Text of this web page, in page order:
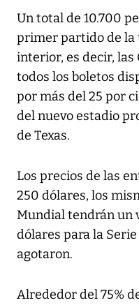
Un total de 10.700
primer partido de la
interior, es decir, las
todos los boletos
por más del 25 por
del nuevo estadio
de Texas.
Los precios de las
250 dólares, los
Mundial tendrán un
dólares para la
agotaron.
Alrededor del 75%